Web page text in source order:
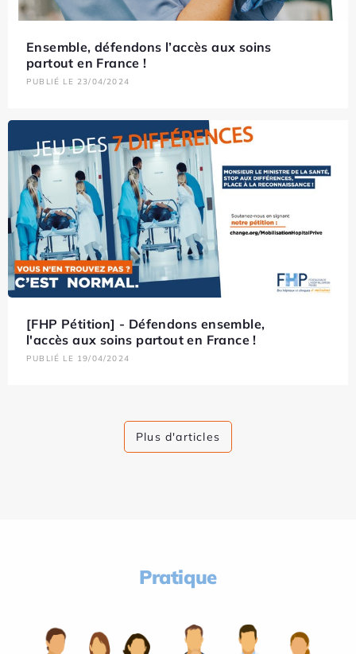
Ensemble, défendons l’accès aux soins
partout en France !
PUBLIÉ LE 23/04/2024
[FHP Pétition] - Défendons ensemble,
l'accès aux soins partout en France !
PUBLIÉ LE 19/04/2024
Plus d'articles
Pratique